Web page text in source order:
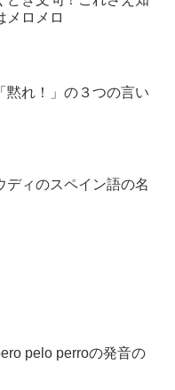
メロメロ
黙れ！」の３つの言い
ディのスペイン語の名
pelo perroの発音の